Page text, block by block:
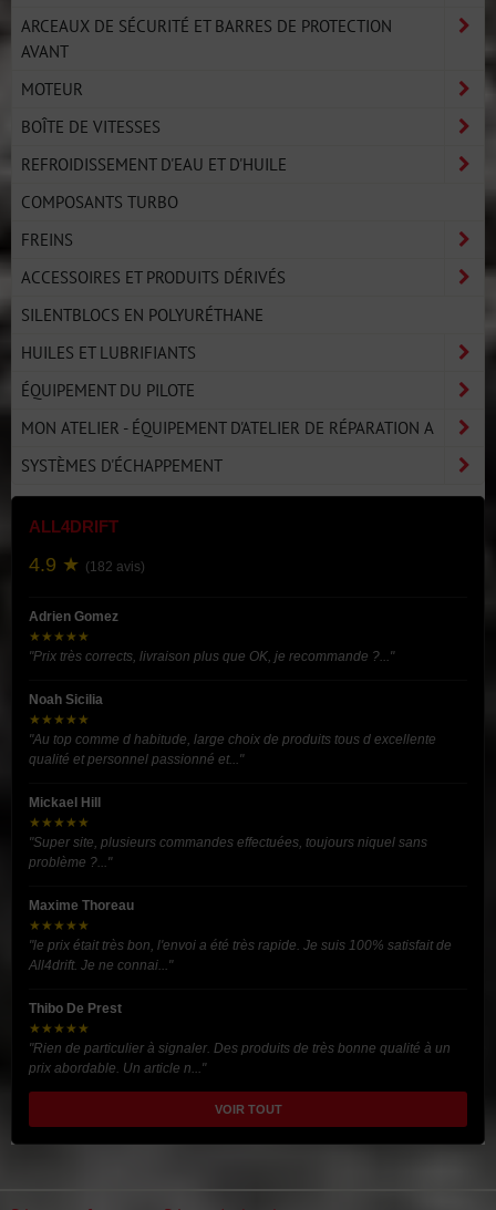
ARCEAUX DE SÉCURITÉ ET BARRES DE PROTECTION
AVANT
MOTEUR
BOÎTE DE VITESSES
REFROIDISSEMENT D'EAU ET D'HUILE
COMPOSANTS TURBO
FREINS
ACCESSOIRES ET PRODUITS DÉRIVÉS
SILENTBLOCS EN POLYURÉTHANE
HUILES ET LUBRIFIANTS
ÉQUIPEMENT DU PILOTE
MON ATELIER - ÉQUIPEMENT D'ATELIER DE RÉPARATION A
SYSTÈMES D'ÉCHAPPEMENT
ALL4DRIFT
4.9 ★ (182 avis)
Adrien Gomez
★★★★★
"Prix très corrects, livraison plus que OK, je recommande ?..."
Noah Sicilia
★★★★★
"Au top comme d habitude, large choix de produits tous d excellente
qualité et personnel passionné et..."
Mickael Hill
★★★★★
"Super site, plusieurs commandes effectuées, toujours niquel sans
problème ?..."
Maxime Thoreau
★★★★★
"le prix était très bon, l'envoi a été très rapide. Je suis 100% satisfait de
All4drift. Je ne connai..."
Thibo De Prest
★★★★★
"Rien de particulier à signaler. Des produits de très bonne qualité à un
prix abordable. Un article n..."
VOIR TOUT